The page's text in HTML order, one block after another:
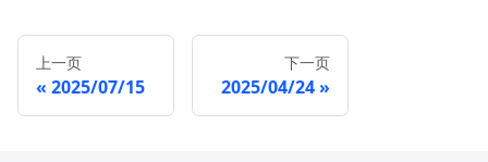
上一页
2025/07/15
下一页
2025/04/24